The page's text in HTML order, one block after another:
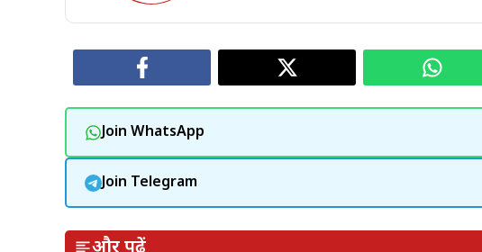
Join WhatsApp
Join Telegram